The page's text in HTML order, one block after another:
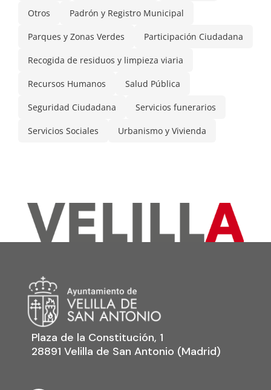
Otros Padrón y Registro Municipal
Parques y Zonas Verdes Participación Ciudadana
Recogida de residuos y limpieza viaria
Recursos Humanos Salud Pública
Seguridad Ciudadana Servicios funerarios
Servicios Sociales Urbanismo y Vivienda
Plaza de la Constitución, 1
28891 Velilla de San Antonio (Madrid)